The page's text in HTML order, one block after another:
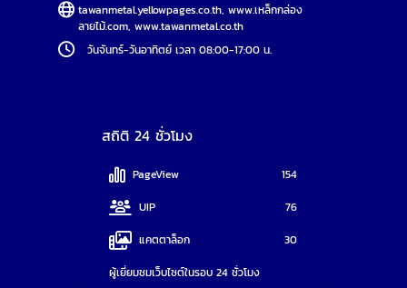
tawanmetal.yellowpages.co.th,www.เหล็กกล่อง
ลายไม้.com,www.tawanmetal.co.th
วันจันทร์-วันอาทิตย์ เวลา 08:00-17:00 น.
สถิติ 24 ชั่วโมง
PageView
154
UIP
76
แคตตาล็อก
30
ผู้เยี่ยมชมเว็บไซต์ในรอบ 24 ชั่วโมง